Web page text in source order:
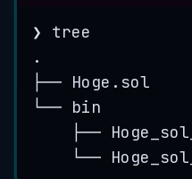
❯
tree
.
├── Hoge.sol
└── bin
├──
└──